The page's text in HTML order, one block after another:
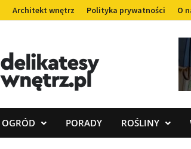
Architekt wnętrz Polityka prywatności O
OGRÓD PORADY ROŚLINY